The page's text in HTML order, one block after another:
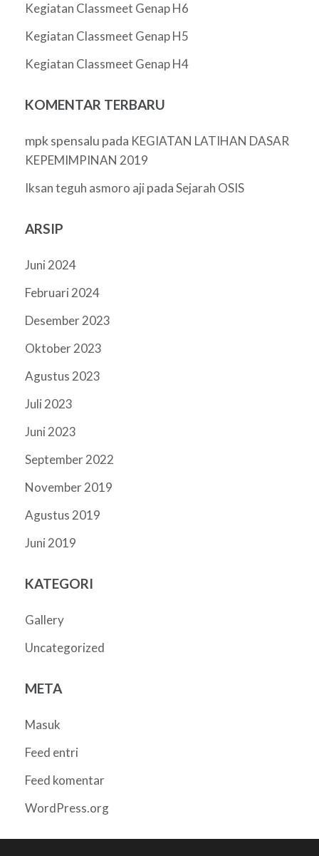
Kegiatan Classmeet Genap H6
Kegiatan Classmeet Genap H5
Kegiatan Classmeet Genap H4
KOMENTAR TERBARU
mpk spensalu pada KEGIATAN LATIHAN DASAR
KEPEMIMPINAN 2019
Iksan teguh asmoro aji padaSejarah OSIS
ARSIP
Juni 2024
Februari 2024
Desember 2023
Oktober 2023
Agustus 2023
Juli 2023
Juni 2023
September 2022
November 2019
Agustus 2019
Juni 2019
KATEGORI
Gallery
Uncategorized
META
Masuk
Feed entri
Feed komentar
WordPress.org